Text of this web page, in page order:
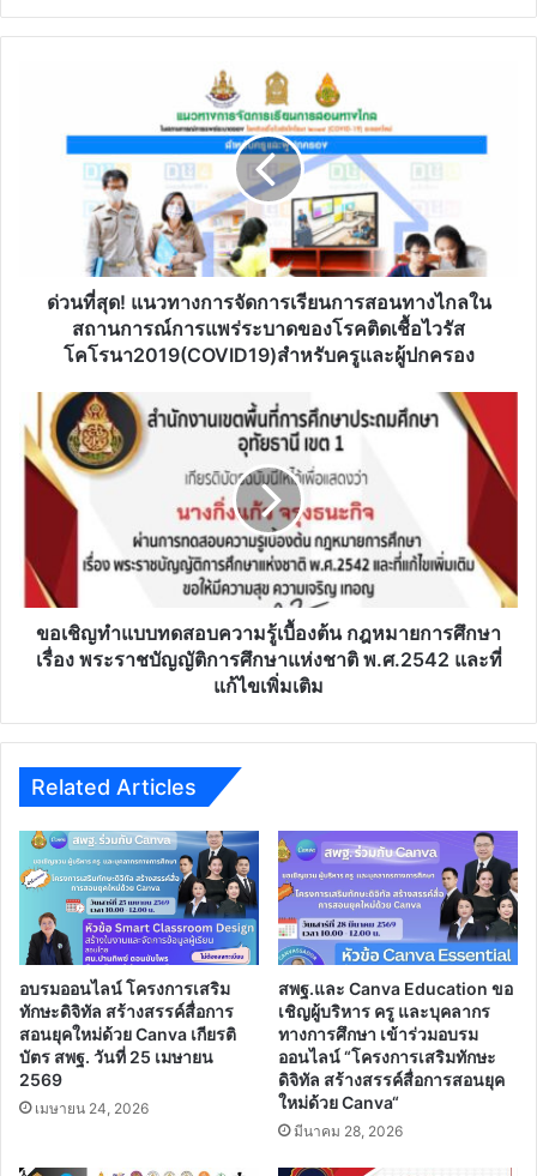
สถานการณ์
ระบาด
ของ
โรค
โคโรนา2019(COVID19)สำหรับ
และ
ด่วนที่สุด! แนวทางการจัดการเรียนการสอนทางไกลใน
สถานการณ์การแพร่ระบาดของโรคติดเชื้อไวรัส
โคโรนา2019(COVID19)สำหรับครูและผู้ปกครอง
เชิญ
ทำ
แบบ
ทดสอบ
รู้
เบื้อง
ต้น
กฎหมาย
การ
พระ
บัญญัติ
การ
ศึกษา
แห่ง
ชาติ
พ.ศ.2542
และ
ที่
แก้ไข
เพิ่ม
เติม
ขอเชิญทำแบบทดสอบความรู้เบื้องต้น กฎหมายการศึกษา
เรื่อง พระราชบัญญัติการศึกษาแห่งชาติ พ.ศ.2542 และที่
แก้ไขเพิ่มเติม
Related Articles
อบรมออนไลน์ โครงการเสริม
ทักษะดิจิทัล สร้างสรรค์สื่อการ
สอนยุคใหม่ด้วย Canva เกียรติ
บัตร สพฐ. วันที่ 25 เมษายน
2569
เมษายน 24, 2026
สพฐ.และ Canva Education ขอ
เชิญผู้บริหาร ครู และบุคลากร
ทางการศึกษา เข้าร่วมอบรม
ออนไลน์ “โครงการเสริมทักษะ
ดิจิทัล สร้างสรรค์สื่อการสอนยุค
ใหม่ด้วย Canva“
มีนาคม 28, 2026